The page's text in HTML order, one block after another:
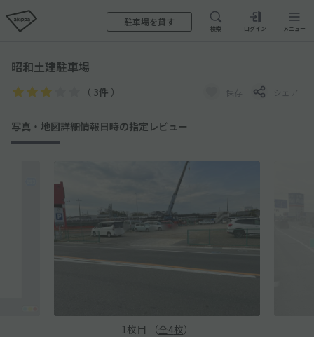
駐車場を貸す
検索 ログイン メニュー
昭和土建駐車場
（ 3件 ） 保存 シェア
写真・地図詳細情報日時の指定 レビュー
1 枚目 （全4枚）